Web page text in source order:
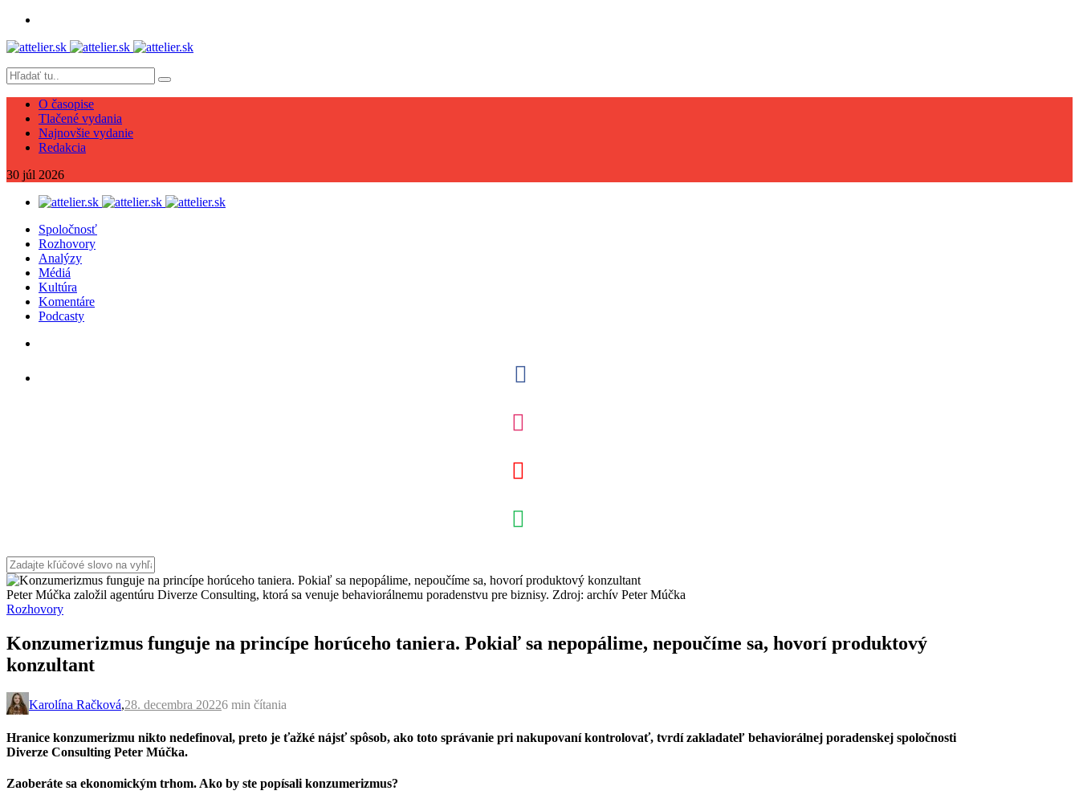
O časopise
Tlačené vydania
Najnovšie vydanie
Redakcia
30 júl 2026
Spoločnosť
Rozhovory
Analýzy
Médiá
Kultúra
Komentáre
Podcasty
Peter Múčka založil agentúru Diverze Consulting, ktorá sa venuje behaviorálnemu poradenstvu pre biznisy. Zdroj: archív Peter Múčka
Rozhovory
Konzumerizmus funguje na princípe horúceho taniera. Pokiaľ sa nepopálime, nepoučíme sa, hovorí produktový
konzultant
Karolína Račková,28. decembra 20226 min čítania
Hranice konzumerizmu nikto nedefinoval, preto je ťažké nájsť spôsob, ako toto správanie pri nakupovaní kontrolovať, tvrdí zakladateľ behaviorálnej poradenskej spoločnosti
Diverze Consulting Peter Múčka.
Zaoberáte sa ekonomickým trhom. Ako by ste popísali konzumerizmus?